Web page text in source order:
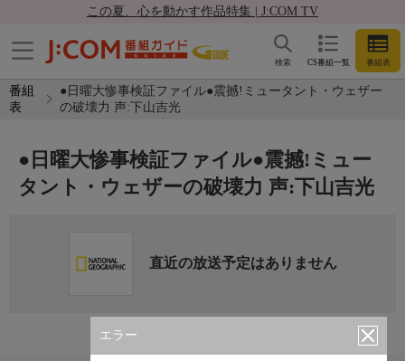
この夏、心を動かす作品特集 | J:COM TV
CS番組一覧 番組表
検索
番組
表
●日曜大惨事検証ファイル●震撼!ミュータント・ウェザー
の破壊力 声:下山吉光
エラー
●日曜大惨事検証ファイル●震撼!ミュー
タント・ウェザーの破壊力 声:下山吉光
直近の放送予定はありません